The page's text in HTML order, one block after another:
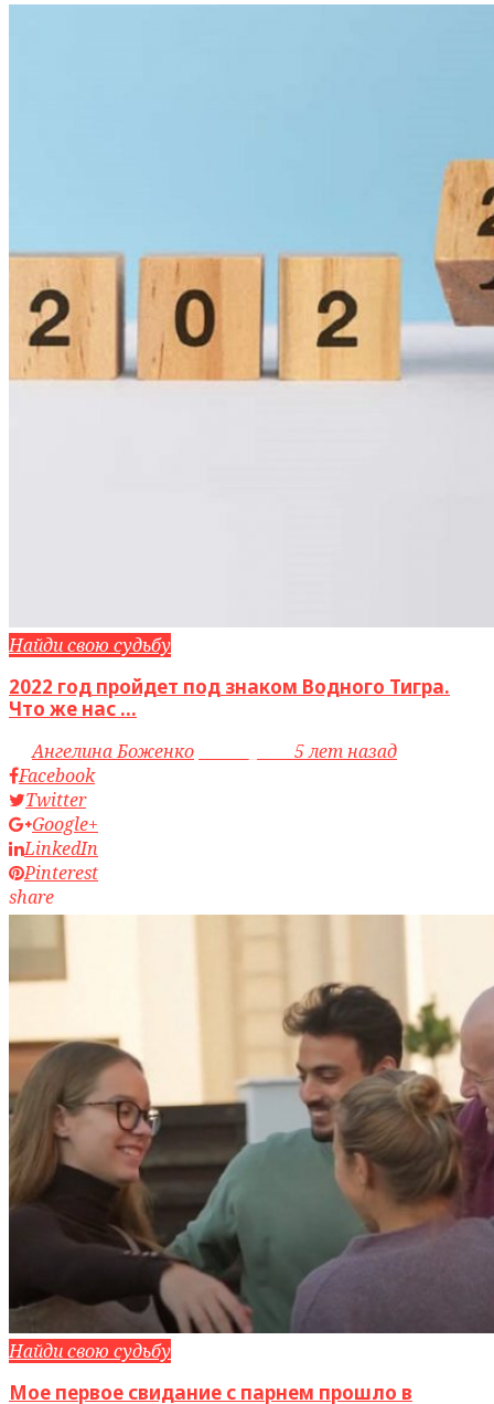
Найди свою судьбу
2022 год пройдет под знаком Водного Тигра.
Что же нас ...
byАнгелина Боженко
5 лет назад
Facebook
Twitter
Google+
LinkedIn
Pinterest
share
Найди свою судьбу
Мое первое свидание с парнем прошло в